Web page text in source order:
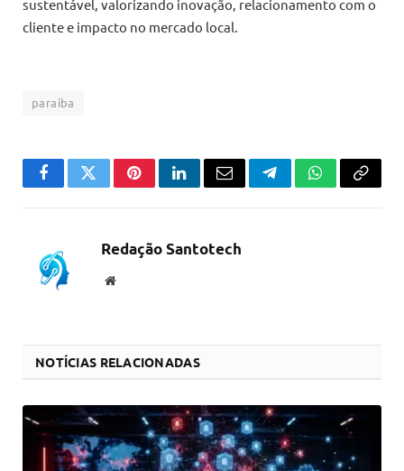
sustentável, valorizando inovação, relacionamento com o
cliente e impacto no mercado local.
paraiba
FacebookTwitterPinterestLinkedInEmail TelegramWhatsApp
Copiar
Redação Santotech
Website
NOTÍCIAS RELACIONADAS